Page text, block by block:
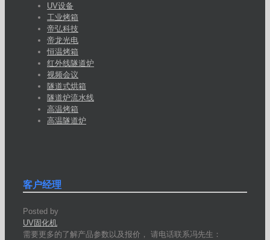
UV设备
工业烤箱
帝弘科技
帝龙光电
恒温烤箱
红外线隧道炉
视频会议
隧道式烘箱
隧道炉流水线
高温烤箱
高温隧道炉
客户经理
Posted by
UV固化机
需要更多的了解产品参数以及报价， 请电话联系冯先生：